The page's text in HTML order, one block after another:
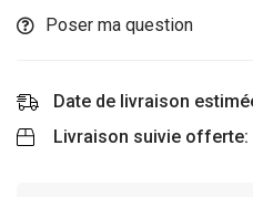
Poser ma question
Date de livraison
Livraison suivie offerte: